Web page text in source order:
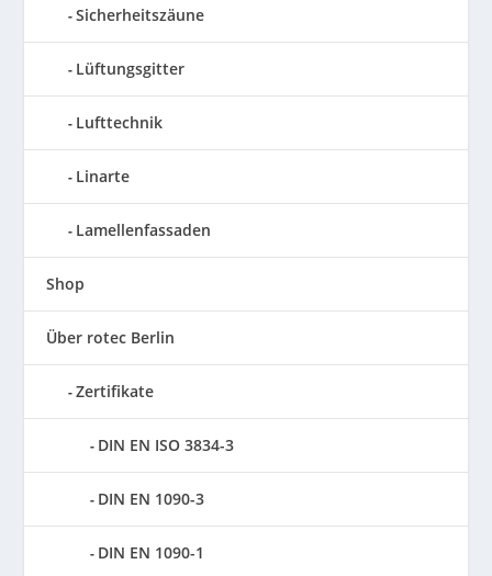
Sicherheitszäune
Lüftungsgitter
Lufttechnik
Linarte
Lamellenfassaden
Shop
Über rotec Berlin
Zertifikate
DIN EN ISO 3834-3
DIN EN 1090-3
DIN EN 1090-1